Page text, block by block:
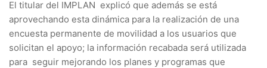
El titular del IMPLAN explicó que además se está
aprovechando esta dinámica para la realización de una
encuesta permanente de movilidad a los usuarios que
solicitan el apoyo; la información recabada será utilizada
para seguir mejorando los planes y programas que